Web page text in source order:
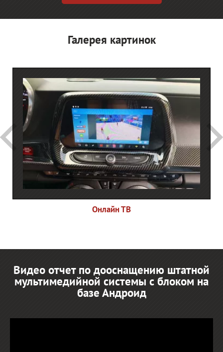
Галерея картинок
Онлайн ТВ
Видео отчет по дооснащению штатной
мультимедийной системы с блоком на
базе Андроид